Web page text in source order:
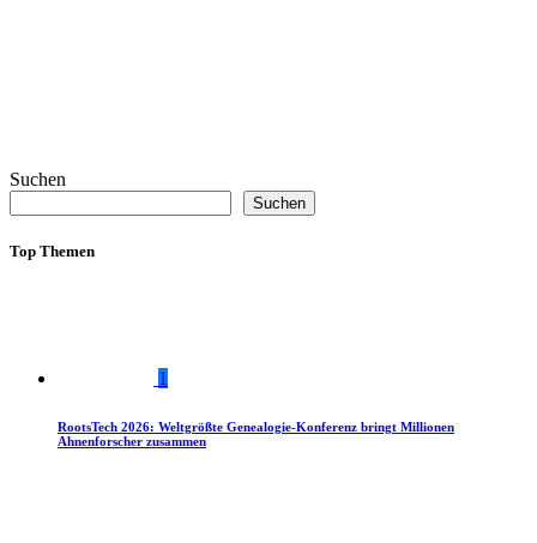
Suchen
Suchen
Top Themen
1
RootsTech 2026: Weltgrößte Genealogie-Konferenz bringt Millionen
Ahnenforscher zusammen